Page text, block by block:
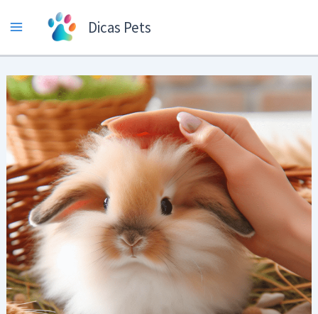
para
o
conteúdo
Dicas Pets